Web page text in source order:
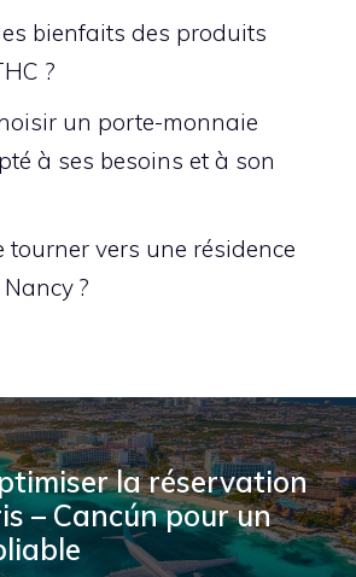
bienfaits des produits
?
un porte-monnaie
à ses besoins et à son
tourner vers une résidence
?
la réservation
– Cancún pour un